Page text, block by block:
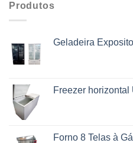
Produtos
Geladeira
Freezer horizontal
Forno 8 Telas à